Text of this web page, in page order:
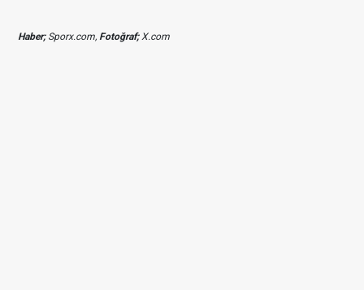
Haber;Sporx.com, Fotoğraf;X.com